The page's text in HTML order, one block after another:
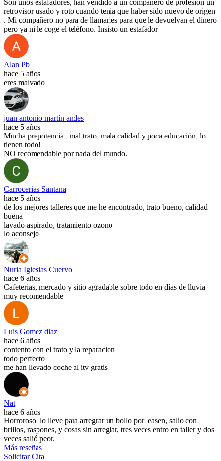
Son unos estafadores, han vendido a un compañero de profesión un
retrovisor usado y roto cuando tenia que haber sido nuevo de origen
. Mi compañero no para de llamarles para que le devuelvan el dinero
pero ya ni le coge el teléfono. Insisto un estafador
Alan Pb
hace 5 años
eres malvado
juan antonio martín andes
hace 5 años
Mucha prepotencia , mal trato, mala calidad y poca educación, lo
tienen todo!
NO recomendable por nada del mundo.
Carrocerias Santana
hace 5 años
de los mejores talleres que me he encontrado, trato bueno, calidad
buena
lavado aspirado, tratamiento ozono
lo aconsejo
Nuria Iglesias Cuervo
hace 6 años
Cafeterias, mercado y sitio agradable sobre todo en días de lluvia
muy recomendable
Luis Gomez diaz
hace 6 años
contento con el trato y la reparacion
todo perfecto
me han llevado coche al itv gratis
Nat
hace 6 años
Horroroso, lo lleve para arregrar un bollo por leasen, salio con
brillos, raspones, y cosas sin arreglar, tres veces entro en taller y dos
veces salió peor.
Más reseñas
Solicitar Cita